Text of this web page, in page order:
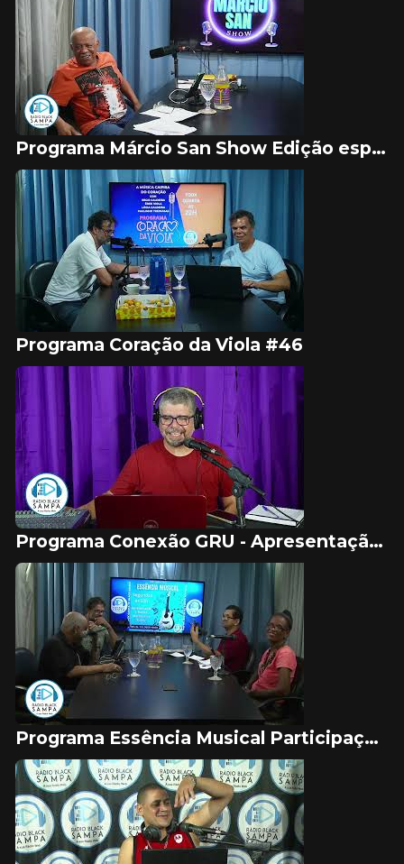
Programa Márcio San Show Edição especial de carnaval
Programa Coração da Viola #46
Programa Conexão GRU - Apresentação Vitor Souza #02
Programa Essência Musical Participação Paulinho Trewasae, Marcio San e Aparecida #50